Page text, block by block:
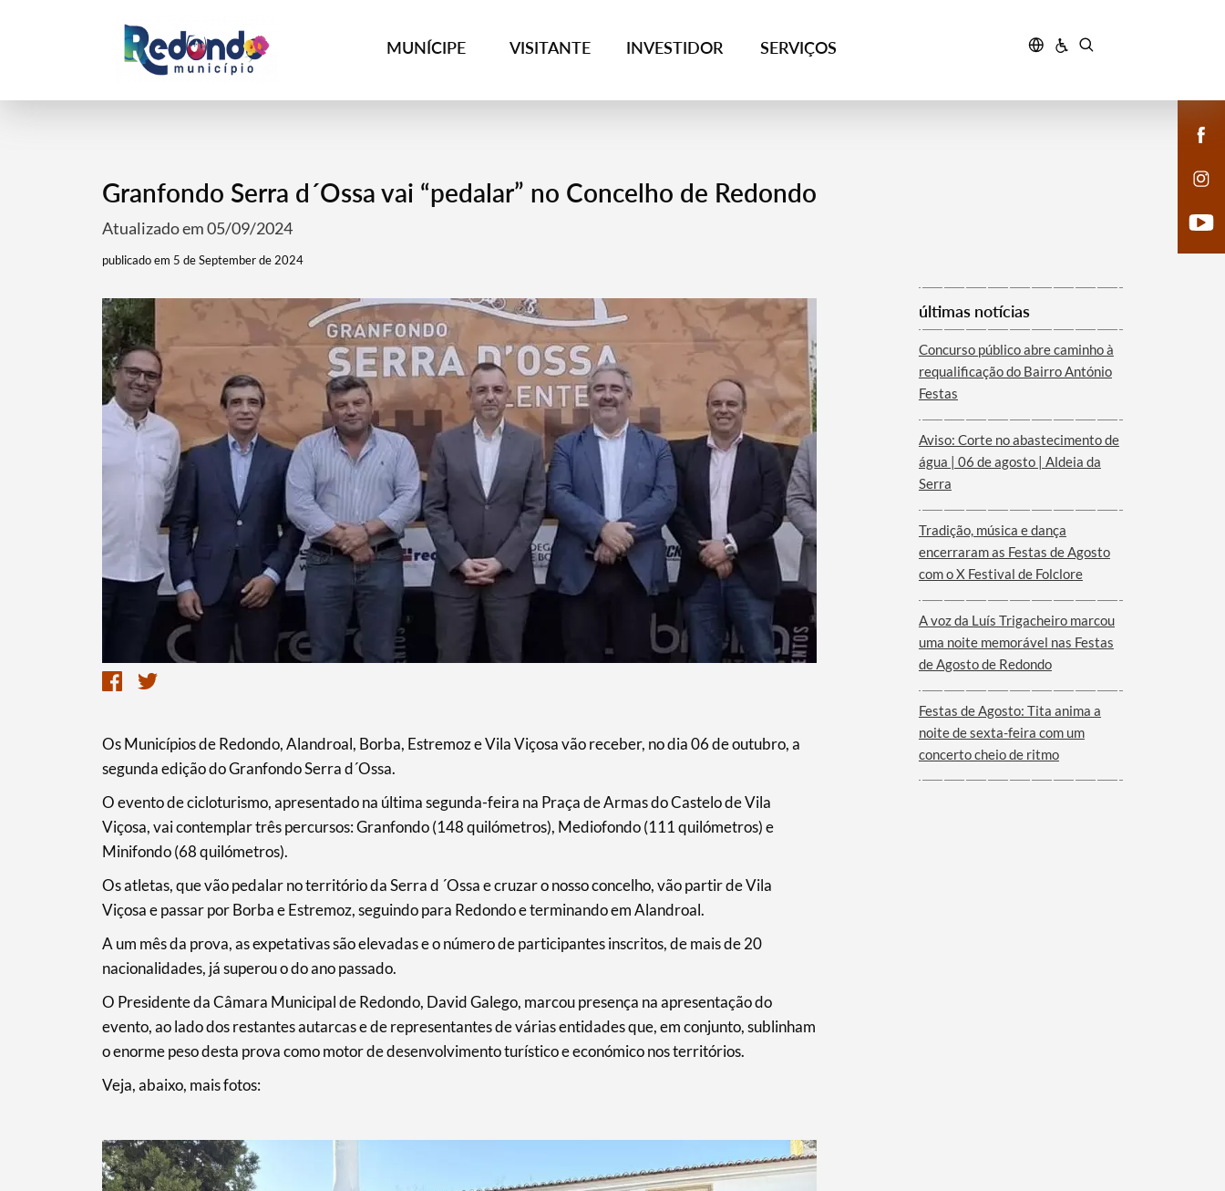
MUNÍCIPE VISITANTE INVESTIDOR SERVIÇOS
Granfondo Serra d´Ossa vai “pedalar” no Concelho de Redondo
Atualizado em 05/09/2024
publicado em 5 de September de 2024
Os Municípios de Redondo, Alandroal, Borba, Estremoz e Vila Viçosa vão receber, no dia 06 de outubro, a
segunda edição do Granfondo Serra d´Ossa.
O evento de cicloturismo, apresentado na última segunda-feira na Praça de Armas do Castelo de Vila
Viçosa, vai contemplar três percursos: Granfondo (148 quilómetros), Mediofondo (111 quilómetros) e
Minifondo (68 quilómetros).
Os atletas, que vão pedalar no território da Serra d ´Ossa e cruzar o nosso concelho, vão partir de Vila
Viçosa e passar por Borba e Estremoz, seguindo para Redondo e terminando em Alandroal.
A um mês da prova, as expetativas são elevadas e o número de participantes inscritos, de mais de 20
nacionalidades, já superou o do ano passado.
O Presidente da Câmara Municipal de Redondo, David Galego, marcou presença na apresentação do
evento, ao lado dos restantes autarcas e de representantes de várias entidades que, em conjunto, sublinham
o enorme peso desta prova como motor de desenvolvimento turístico e económico nos territórios.
Veja, abaixo, mais fotos:
últimas notícias
Concurso público abre caminho à
requalificação do Bairro António
Festas
Aviso: Corte no abastecimento de
água | 06 de agosto | Aldeia da
Serra
Tradição, música e dança
encerraram as Festas de Agosto
com o X Festival de Folclore
A voz da Luís Trigacheiro marcou
uma noite memorável nas Festas
de Agosto de Redondo
Festas de Agosto: Tita anima a
noite de sexta-feira com um
concerto cheio de ritmo